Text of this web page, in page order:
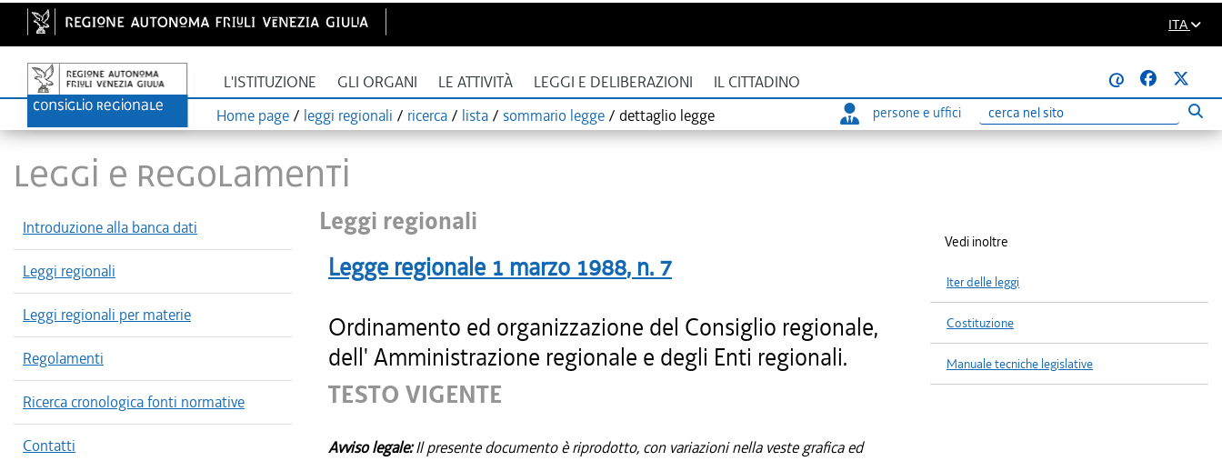
ITA
L'ISTITUZIONE GLI ORGANI LE ATTIVITÀ LEGGI E DELIBERAZIONI IL CITTADINO
@
Home page / leggi regionali / ricerca / lista / sommario legge / dettaglio legge persone e uffici
Ricerca
LEGGI E REGOLAMENTI
Introduzione alla banca dati
Leggi regionali
Leggi regionali per materie
Regolamenti
Ricerca cronologica fonti normative
Contatti
Leggi regionali
Legge regionale 1 marzo 1988, n. 7
Ordinamento ed organizzazione del Consiglio regionale,
dell' Amministrazione regionale e degli Enti regionali.
TESTO VIGENTE
Avviso legale:Il presente documento è riprodotto, con variazioni nella veste grafica ed
Vedi inoltre
Iter delle leggi
Costituzione
Manuale tecniche legislative